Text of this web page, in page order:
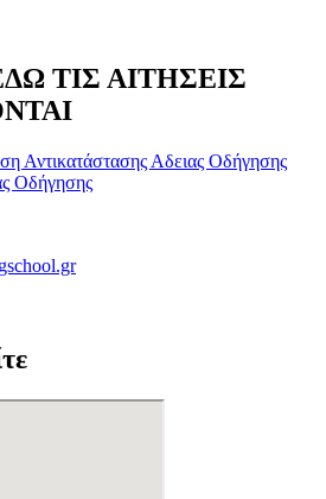
ΤΙΣ ΑΙΤΗΣΕΙΣ
Αντικατάστασης Αδειας Οδήγησης
Οδήγησης